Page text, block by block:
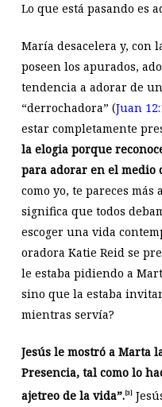
Lo que está pasando es
María desacelera y, con
poseen los apurados,
tendencia a adorar de
“derrochadora” (Juan
estar completamente
la elogia porque
para adorar en el medio
como yo, te pareces más
significa que todos
escoger una vida
oradora Katie Reid se
le estaba pidiendo a
sino que la estaba
mientras servía?
Jesús le mostró a Marta
Presencia, tal como lo
ajetreo de la vida”. [3]